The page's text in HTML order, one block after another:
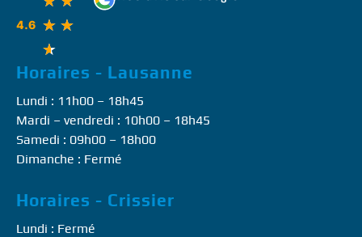
4.6 ★ ★
★
Horaires - Lausanne
Lundi : 11h00 – 18h45
Mardi – vendredi : 10h00 – 18h45
Samedi : 09h00 – 18h00
Dimanche : Fermé
Horaires - Crissier
Lundi : Fermé